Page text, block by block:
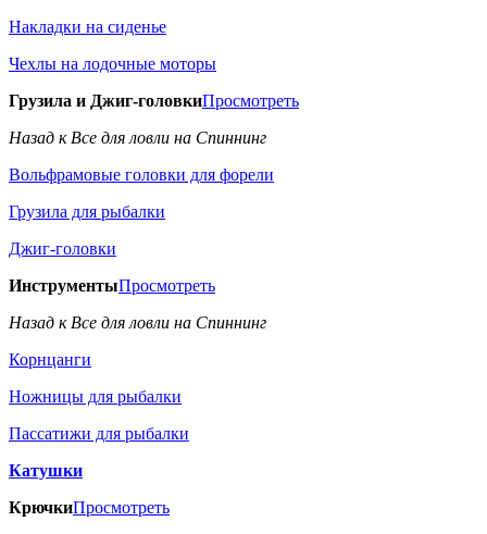
Накладки на сиденье
Чехлы на лодочные моторы
Грузила и Джиг-головкиПросмотреть
Назад к Все для ловли на Спиннинг
Вольфрамовые головки для форели
Грузила для рыбалки
Джиг-головки
ИнструментыПросмотреть
Назад к Все для ловли на Спиннинг
Корнцанги
Ножницы для рыбалки
Пассатижи для рыбалки
Катушки
КрючкиПросмотреть